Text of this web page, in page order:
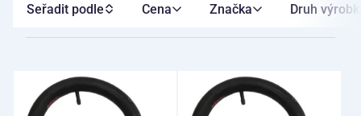
Cena Značka Druh
Seřadit podle